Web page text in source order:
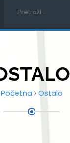
Početna Ostalo